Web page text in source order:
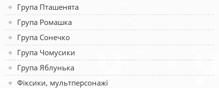
Група Пташенята
Група Ромашка
Група Сонечко
Група Чомусики
Група Яблунька
Фіксики, мультперсонажі